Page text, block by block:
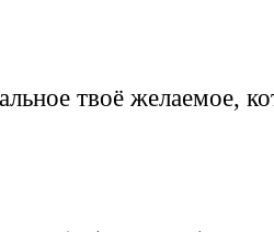
твоё желаемое,